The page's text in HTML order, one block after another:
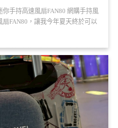
你手持高速風扇FAN80 網購手持風
扇FAN80，讓我今年夏天終於可以